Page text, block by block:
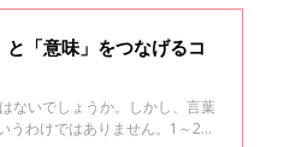
「意味」をつなげるコ
ないでしょうか。しかし、言葉
うわけではありません。1～2歳